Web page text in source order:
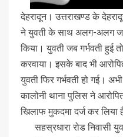
देहरादून। उत्तराखण्ड के
ने युवती के साथ अलग-अलग
किया। युवती जब गर्भवती हुई
करवाया। इसके बाद भी
युवती फिर गर्भवती हो गई।
कालोनी थाना पुलिस ने
खिलाफ मुकदमा दर्ज कर लिया
सहस्रधारा रोड निवासी